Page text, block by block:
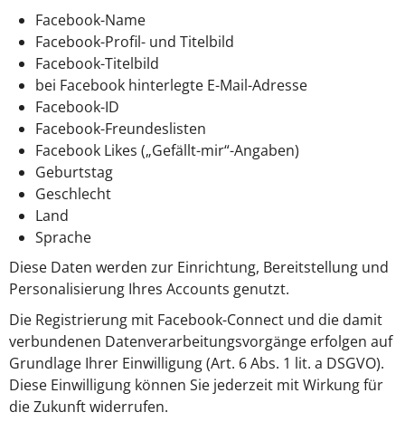
Facebook-Name
Facebook-Profil- und Titelbild
Facebook-Titelbild
bei Facebook hinterlegte E-Mail-Adresse
Facebook-ID
Facebook-Freundeslisten
Facebook Likes („Gefällt-mir“-Angaben)
Geburtstag
Geschlecht
Land
Sprache
Diese Daten werden zur Einrichtung, Bereitstellung und
Personalisierung Ihres Accounts genutzt.
Die Registrierung mit Facebook-Connect und die damit
verbundenen Datenverarbeitungsvorgänge erfolgen auf
Grundlage Ihrer Einwilligung (Art. 6 Abs. 1 lit. a DSGVO).
Diese Einwilligung können Sie jederzeit mit Wirkung für
die Zukunft widerrufen.